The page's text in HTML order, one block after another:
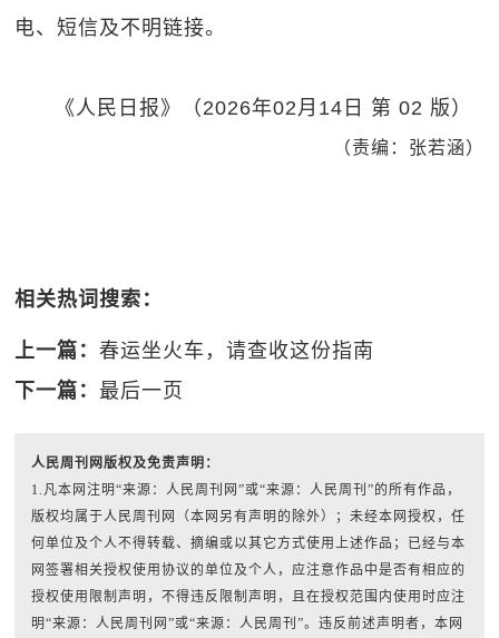
电、短信及不明链接。
《人民日报》（2026年02月14日 第 02 版）
（责编：张若涵）
相关热词搜索：
上一篇：春运坐火车，请查收这份指南
下一篇：最后一页
人民周刊网版权及免责声明：
1.凡本网注明“来源：人民周刊网”或“来源：人民周刊”的所有作品，
版权均属于人民周刊网（本网另有声明的除外）；未经本网授权，任
何单位及个人不得转载、摘编或以其它方式使用上述作品；已经与本
网签署相关授权使用协议的单位及个人，应注意作品中是否有相应的
授权使用限制声明，不得违反限制声明，且在授权范围内使用时应注
明“来源：人民周刊网”或“来源：人民周刊”。违反前述声明者，本网